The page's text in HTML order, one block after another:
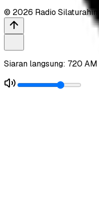
© 2026 Radio
Siaran langsung: 720 AM